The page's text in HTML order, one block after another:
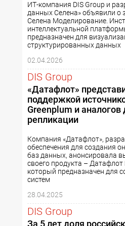
ИТ-компания DIS Group и
данных Селена» объявили о
Селена Моделирование.
интеллектуальной
предназначен для
структурированных данных
02.04.2026
DIS Group
«Датафлот»
поддержкой
Greenplum и аналогов
репликации
Компания «Датафлот»,
обеспечения для создания
баз данных, анонсировала
своего продукта –
который предназначен для
систем
28.04.2025
DIS Group
За 5 лет доля